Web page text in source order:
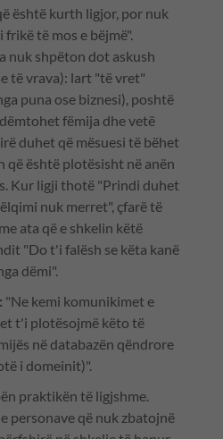
është kurth ligjor, por nuk
të mos e bëjmë".
nuk shpëton dot askush
të vrava): lart "të vret"
puna ose biznesi), poshtë
fëmija dhe vetë
duhet që mësuesi të bëhet
që është plotësisht në anën
Kur ligji thotë "Prindi duhet
nuk merret", çfarë të
ata që e shkelin këtë
"Do t'i falësh se këta kanë
dëmi".
"Ne kemi komunikimet e
t'i plotësojmë këto të
në databazën qëndrore
i domeinit)".
praktikën të ligjshme.
personave që nuk zbatojnë